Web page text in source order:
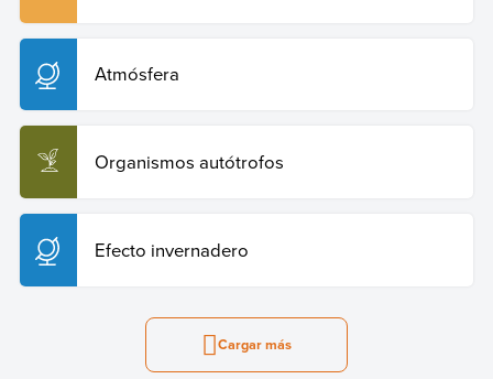
Atmósfera
Organismos autótrofos
Efecto invernadero
Cargar más